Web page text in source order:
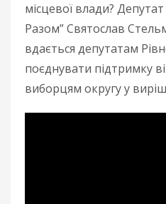
місцевої влади? Депутат
Разом” Святослав
вдається депутатам
поєднувати підтримку
виборцям округу у